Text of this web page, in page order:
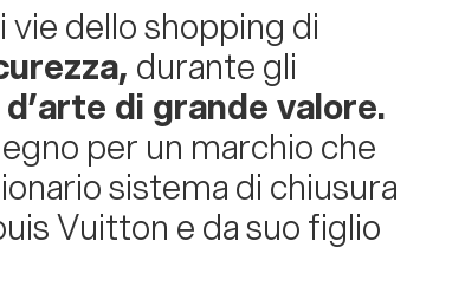
dello shopping di
durante gli
d’arte di grande valore.
per un marchio che
sistema di chiusura
Vuitton e da suo figlio